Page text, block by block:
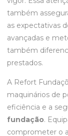
também
as expectativas
avançadas e
também
prestados.
A Refort
maquinários de
eficiência e a
fundação.
comprometer o